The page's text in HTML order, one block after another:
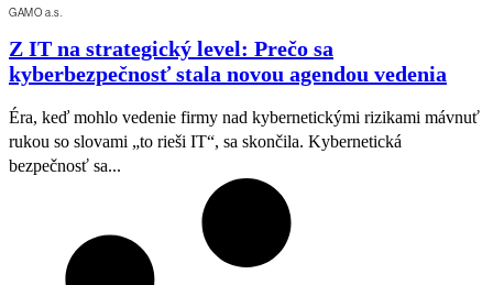
GAMO a.s.
Z IT na strategický level: Prečo sa
kyberbezpečnosť stala novou agendou vedenia
Éra, keď mohlo vedenie firmy nad kybernetickými rizikami mávnuť
rukou so slovami „to rieši IT“, sa skončila. Kybernetická
bezpečnosť sa...